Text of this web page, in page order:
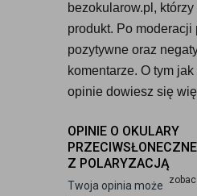
bezokularow.pl,
produkt. Po moderacji
pozytywne oraz
komentarze. O tym
opinie dowiesz się
OPINIE O OKULARY
Z POLARYZACJĄ
Twoja opinia może